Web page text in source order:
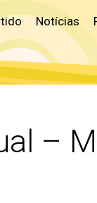
Notícias
–